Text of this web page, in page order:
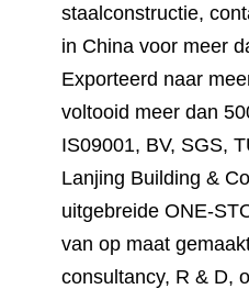
staalconstructie,
in China voor meer
Exporteerd naar
voltooid meer dan
IS09001, BV, SGS,
Lanjing Building &
uitgebreide ONE-
van op maat
consultancy, R & D,